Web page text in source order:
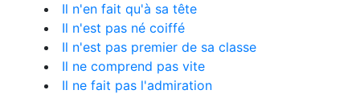
Il n'en fait qu'à sa tête
Il n'est pas né coiffé
Il n'est pas premier de sa classe
Il ne comprend pas vite
Il ne fait pas l'admiration